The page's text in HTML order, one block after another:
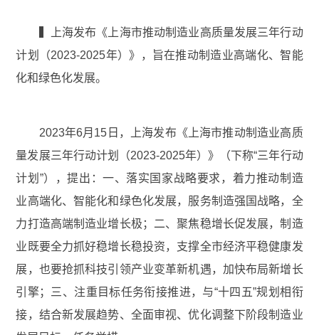
▍上海发布《上海市推动制造业高质量发展三年行动
计划（2023-2025年）》，旨在推动制造业高端化、智能
化和绿色化发展。
2023年6月15日，上海发布《上海市推动制造业高质
量发展三年行动计划（2023-2025年）》（下称“三年行动
计划”），提出：一、落实国家战略要求，着力推动制造
业高端化、智能化和绿色化发展，服务制造强国战略，全
力打造高端制造业增长极；二、聚焦稳增长促发展，制造
业既要全力抓好稳增长稳投资，支撑全市经济平稳健康发
展，也要抢抓科技引领产业变革新机遇，加快布局新增长
引擎；三、注重目标任务衔接推进，与“十四五”规划相衔
接，结合新发展趋势、全面审视、优化调整下阶段制造业